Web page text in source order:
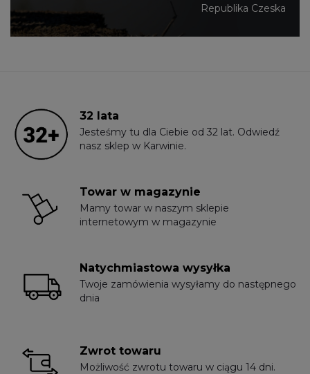
Republika Czeska
32 lata
Jesteśmy tu dla Ciebie od 32 lat. Odwiedź
nasz sklep w Karwinie.
Towar w magazynie
Mamy towar w naszym sklepie
internetowym w magazynie
Natychmiastowa wysyłka
Twoje zamówienia wysyłamy do następnego
dnia
Zwrot towaru
Możliwość zwrotu towaru w ciągu 14 dni.